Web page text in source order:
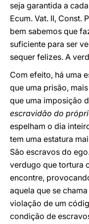
seja garantida a
Ecum. Vat. II, Const.
bem sabemos que
suficiente para ser
sequer felizes. A
Com efeito, há uma
que uma prisão,
que uma imposição
escravidão do
espelham o dia
tem uma estatura
São escravos do
verdugo que tortura
encontre,
aquela que se chama
violação de um
condição de